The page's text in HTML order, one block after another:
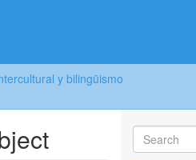
y bilingüismo